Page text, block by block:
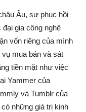
Âu, sự phục hồi
gia công nghệ
vốn riêng của mình
mua bán và sát
tiền mặt như việc
Yammer của
và Tumblr của
những giá trị kinh